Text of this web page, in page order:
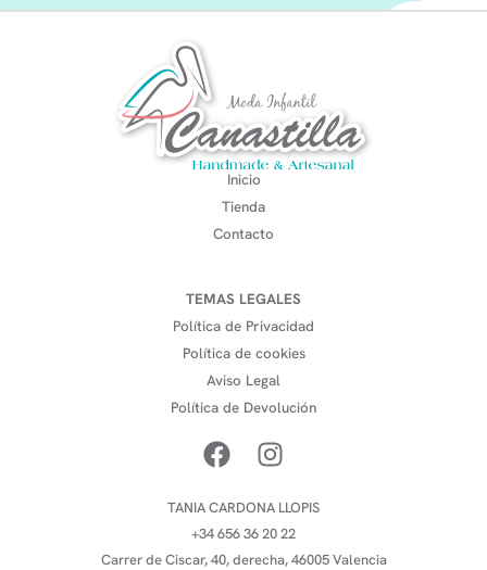
Inicio
Tienda
Contacto
TEMAS LEGALES
Política de Privacidad
Política de cookies
Aviso Legal
Política de Devolución
TANIA CARDONA LLOPIS
+34 656 36 20 22
Carrer de Ciscar, 40, derecha, 46005 Valencia